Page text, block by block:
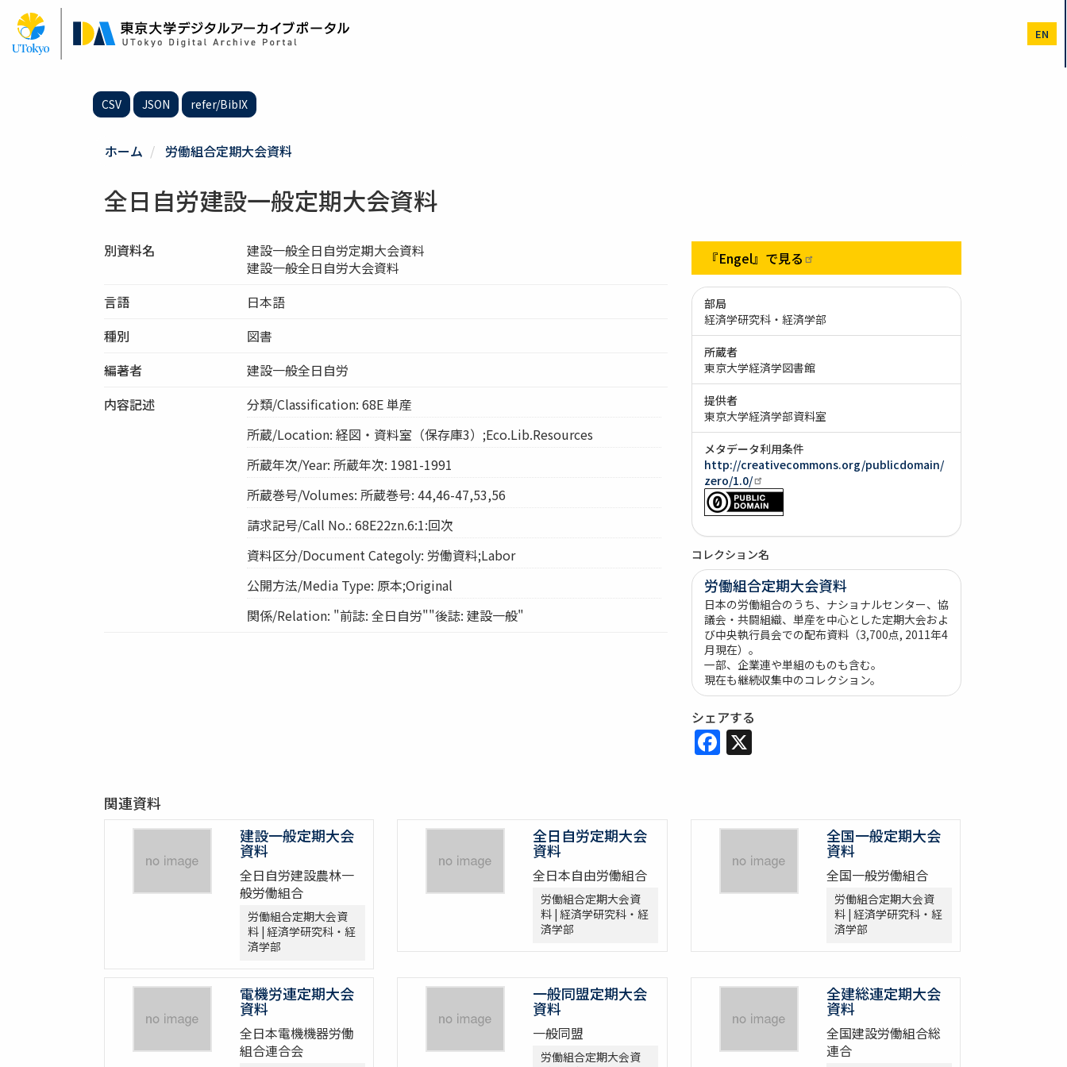
ン
EN
CSV JSON refer/BibIX
ホーム 労働組合定期大会資料
全日自労建設一般定期大会資料
別資料名
建設一般全日自労定期大会資料
建設一般全日自労大会資料
言語
日本語
種別
図書
編著者
建設一般全日自労
内容記述
分類/Classification: 68E 単産
所蔵/Location: 経図・資料室（保存庫3）;Eco.Lib.Resources
所蔵年次/Year: 所蔵年次: 1981-1991
所蔵巻号/Volumes: 所蔵巻号: 44,46-47,53,56
請求記号/Call No.: 68E22zn.6:1:回次
資料区分/Document Categoly: 労働資料;Labor
公開方法/Media Type: 原本;Original
関係/Relation: "前誌: 全日自労""後誌: 建設一般"
『Engel』で見る
部局
経済学研究科・経済学部
所蔵者
東京大学経済学図書館
提供者
東京大学経済学部資料室
メタデータ利用条件
http://creativecommons.org/publicdomain/
zero/1.0/
コレクション名
労働組合定期大会資料
日本の労働組合のうち、ナショナルセンター、協
議会・共闘組織、単産を中心とした定期大会およ
び中央執行員会での配布資料（3,700点, 2011年4
月現在）。
一部、企業連や単組のものも含む。
現在も継続収集中のコレクション。
シェアする
Facebook
X
関連資料
建設一般定期大会
資料
全日自労建設農林一
般労働組合
労働組合定期大会資
料 | 経済学研究科・経
済学部
全日自労定期大会
資料
全日本自由労働組合
労働組合定期大会資
料 | 経済学研究科・経
済学部
全国一般定期大会
資料
全国一般労働組合
労働組合定期大会資
料 | 経済学研究科・経
済学部
電機労連定期大会
資料
全日本電機機器労働
組合連合会
一般同盟定期大会
資料
一般同盟
労働組合定期大会資
全建総連定期大会
資料
全国建設労働組合総
連合